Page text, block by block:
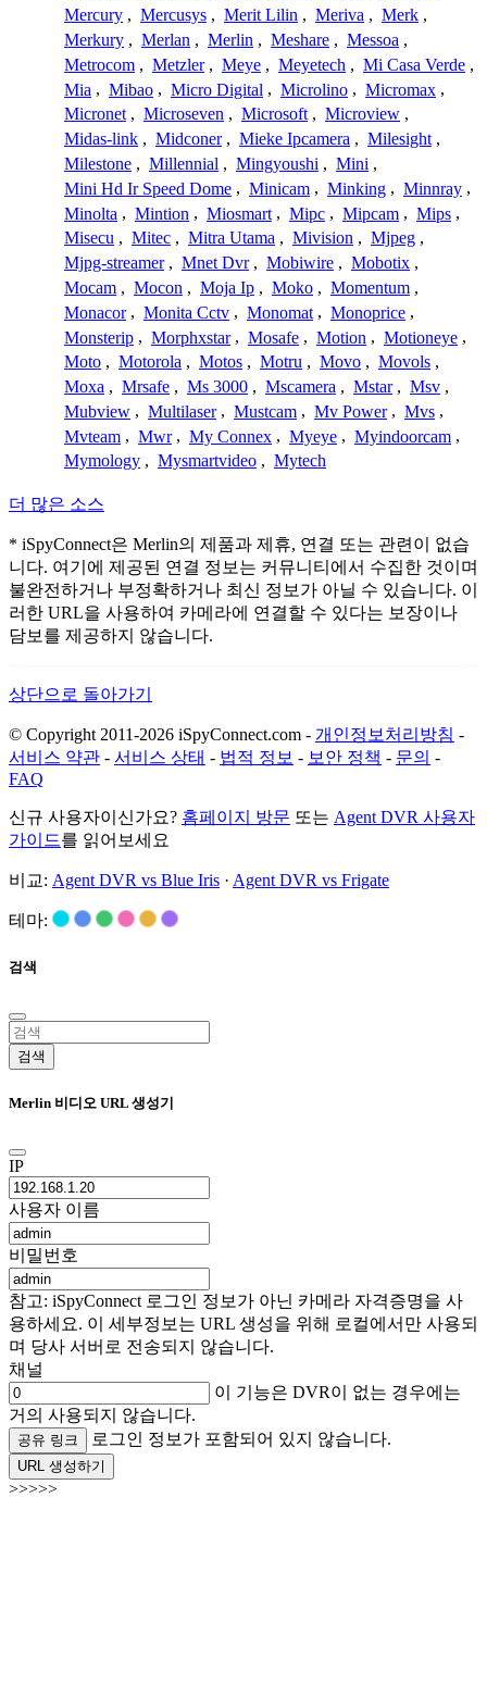
Mercury , Mercusys , Merit Lilin , Meriva , Merk ,
Merkury , Merlan , Merlin , Meshare , Messoa ,
Metrocom , Metzler , Meye , Meyetech , Mi Casa Verde ,
Mia , Mibao , Micro Digital , Microlino , Micromax ,
Micronet , Microseven , Microsoft , Microview ,
Midas-link , Midconer , Mieke Ipcamera , Milesight ,
Milestone , Millennial , Mingyoushi , Mini ,
Mini Hd Ir Speed Dome , Minicam , Minking , Minnray ,
Minolta , Mintion , Miosmart , Mipc , Mipcam , Mips ,
Misecu , Mitec , Mitra Utama , Mivision , Mjpeg ,
Mjpg-streamer , Mnet Dvr , Mobiwire , Mobotix ,
Mocam , Mocon , Moja Ip , Moko , Momentum ,
Monacor , Monita Cctv , Monomat , Monoprice ,
Monsterip , Morphxstar , Mosafe , Motion , Motioneye ,
Moto , Motorola , Motos , Motru , Movo , Movols ,
Moxa , Mrsafe , Ms 3000 , Mscamera , Mstar , Msv ,
Mubview , Multilaser , Mustcam , Mv Power , Mvs ,
Mvteam , Mwr , My Connex , Myeye , Myindoorcam ,
Mymology , Mysmartvideo , Mytech
더 많은 소스
* iSpyConnect은 Merlin의 제품과 제휴, 연결 또는 관련이 없습
니다. 여기에 제공된 연결 정보는 커뮤니티에서 수집한 것이며
불완전하거나 부정확하거나 최신 정보가 아닐 수 있습니다. 이
러한 URL을 사용하여 카메라에 연결할 수 있다는 보장이나
담보를 제공하지 않습니다.
상단으로 돌아가기
© Copyright 2011-2026 iSpyConnect.com - 개인정보처리방침 -
서비스 약관 - 서비스 상태 - 법적 정보 - 보안 정책 - 문의 -
FAQ
신규 사용자이신가요? 홈페이지 방문 또는 Agent DVR 사용자
가이드를 읽어보세요
비교: Agent DVR vs Blue Iris · Agent DVR vs Frigate
테마:
검색
검색
Merlin 비디오 URL 생성기
IP
사용자 이름
비밀번호
참고: iSpyConnect 로그인 정보가 아닌 카메라 자격증명을 사
용하세요. 이 세부정보는 URL 생성을 위해 로컬에서만 사용되
며 당사 서버로 전송되지 않습니다.
채널
이 기능은 DVR이 없는 경우에는
거의 사용되지 않습니다.
공유 링크 로그인 정보가 포함되어 있지 않습니다.
URL 생성하기
>>>>>